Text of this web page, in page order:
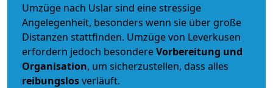
Umzüge nach Uslar sind eine stressige
Angelegenheit, besonders wenn sie über große
Distanzen stattfinden. Umzüge von Leverkusen
erfordern jedoch besondereVorbereitung und
Organisation, um sicherzustellen, dass alles
reibungslosverläuft.